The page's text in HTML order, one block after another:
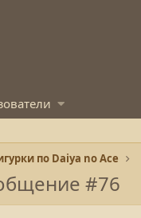
по Daiya no Ace
#76